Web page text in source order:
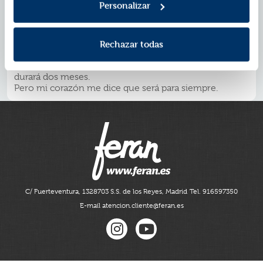
Personalizar
Rechazar todas
más tierno, y estoy empezando a darme cuenta de que
su carácter de tío duro no es más que una fachada.
bueno, aunque nunca me he sentido más querida que
durará dos meses.
Pero mi corazón me dice que será para siempre.
C/ Fuerteventura, 1328703 S.S. de los Reyes, Madrid Tel. 916597350
E-mail atencion.cliente@feran.es